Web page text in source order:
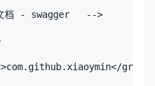
档 - swagger   -->